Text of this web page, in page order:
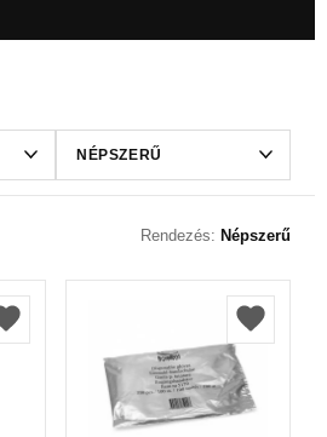
Rendezés: Népszerű